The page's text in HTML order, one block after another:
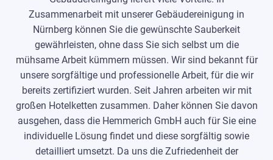
Zusammenarbeit mit unserer Gebäudereinigung in
Nürnberg können Sie die gewünschte Sauberkeit
gewährleisten, ohne dass Sie sich selbst um die
mühsame Arbeit kümmern müssen. Wir sind bekannt für
unsere sorgfältige und professionelle Arbeit, für die wir
bereits zertifiziert wurden. Seit Jahren arbeiten wir mit
großen Hotelketten zusammen. Daher können Sie davon
ausgehen, dass die Hemmerich GmbH auch für Sie eine
individuelle Lösung findet und diese sorgfältig sowie
detailliert umsetzt. Da uns die Zufriedenheit der